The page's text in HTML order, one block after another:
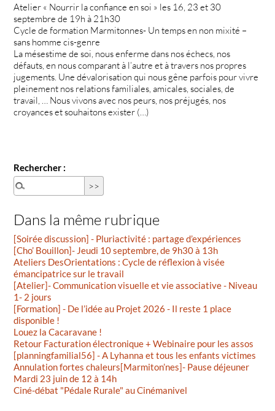
Atelier « Nourrir la confiance en soi » les 16, 23 et 30
septembre de 19h à 21h30
Cycle de formation Marmitonnes- Un temps en non mixité –
sans homme cis-genre
La mésestime de soi, nous enferme dans nos échecs, nos
défauts, en nous comparant à l’autre et à travers nos propres
jugements. Une dévalorisation qui nous gêne parfois pour vivre
pleinement nos relations familiales, amicales, sociales, de
travail, … Nous vivons avec nos peurs, nos préjugés, nos
croyances et souhaitons exister (…)
Rechercher :
Dans la même rubrique
[Soirée discussion] - Pluriactivité : partage d’expériences
[Cho’ Bouillon]- Jeudi 10 septembre, de 9h30 à 13h
Ateliers DesOrientations : Cycle de réflexion à visée
émancipatrice sur le travail
[Atelier]- Communication visuelle et vie associative - Niveau
1- 2 jours
[Formation] - De l’idée au Projet 2026 - Il reste 1 place
disponible !
Louez la Cacaravane !
Retour Facturation électronique + Webinaire pour les assos
[planningfamilial56] - A Lyhanna et tous les enfants victimes
Annulation fortes chaleurs[Marmiton’nes]- Pause déjeuner
Mardi 23 juin de 12 à 14h
Ciné-débat "Pédale Rurale" au Cinémanivel